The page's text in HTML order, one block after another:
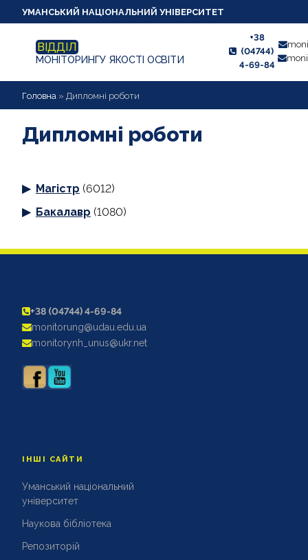
УМАНСЬКИЙ НАЦІОНАЛЬНИЙ УНІВЕРСИТЕТ
ВІДДІЛ
МОНІТОРИНГУ ЯКОСТІ ОСВІТИ
+38
(04744)
4-69-84
НОВИНИ
ПРО ВІДДІЛ
ВИКЛАДАЧУ
АНКЕТУВАННЯ
ДИПЛОМНІ РОБОТИ
АКРЕДИТАЦІЙНІ ЕКСПЕРТИЗИ
АКАДЕМІЧНА ДОБРОЧЕСНІСТЬ
Головна » Дипломні роботи
Дипломні роботи
Магістр (6012)
Бакалавр (1080)
+38 (04744) 4-69-84
monitorung@udau.edu.ua
monitorynh_unus@ukr.net
ІНШІ САЙТИ
Уманський національний
університет
Наукова бібліотека
Репозиторій